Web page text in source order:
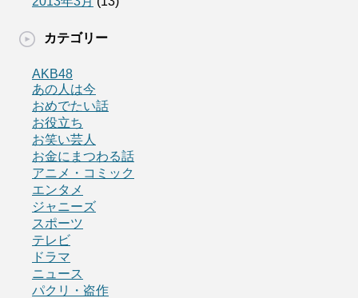
カテゴリー
AKB48
あの人は今
おめでたい話
お役立ち
お笑い芸人
お金にまつわる話
アニメ・コミック
エンタメ
ジャニーズ
スポーツ
テレビ
ドラマ
ニュース
パクリ・盗作